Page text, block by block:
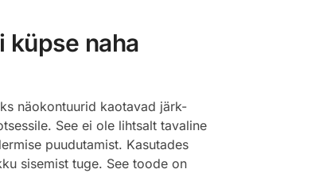
küpse naha
näokontuurid kaotavad järk-
See ei ole lihtsalt tavaline
puudutamist. Kasutades
sisemist tuge. See toode on